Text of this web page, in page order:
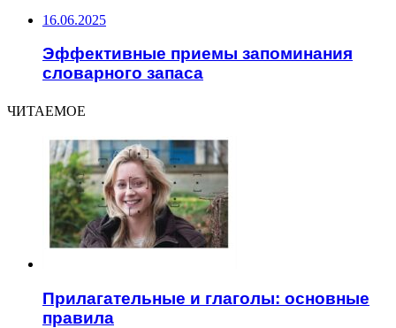
16.06.2025
Эффективные приемы запоминания
словарного запаса
ЧИТАЕМОЕ
Прилагательные и глаголы: основные
правила